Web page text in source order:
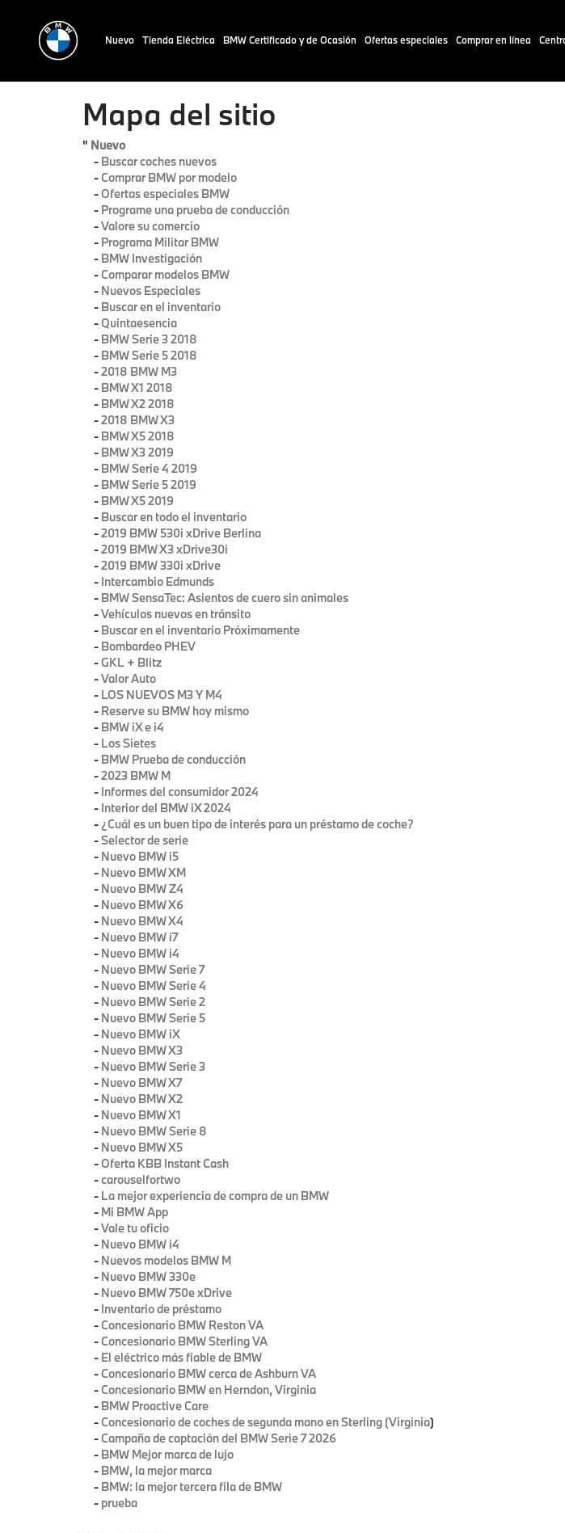
Nuevo Tienda Eléctrica BMW Certificado y de Ocasión Ofertas especiales Comprar en línea
Mapa del sitio
" Nuevo
- Buscar coches nuevos
-Comprar BMW por modelo
-Ofertas especiales BMW
- Programe una prueba de conducción
-Valore su comercio
- Programa Militar BMW
- BMW Investigación
-Comparar modelos BMW
- Nuevos Especiales
- Buscar en el inventario
-Quintaesencia
- BMW Serie 3 2018
- BMW Serie 5 2018
-2018 BMW M3
- BMW X1 2018
- BMW X2 2018
-2018 BMW X3
- BMW X5 2018
- BMW X3 2019
- BMW Serie 4 2019
- BMW Serie 5 2019
- BMW X5 2019
- Buscar en todo el inventario
-2019 BMW 530i xDrive Berlina
-2019 BMW X3 xDrive30i
-2019 BMW 330i xDrive
- Intercambio Edmunds
- BMW SensaTec: Asientos de cuero sin animales
-Vehículos nuevos en tránsito
- Buscar en el inventario Próximamente
- Bombardeo PHEV
-GKL + Blitz
-Valor Auto
- LOS NUEVOS M3 Y M4
- Reserve su BMW hoy mismo
- BMW iX e i4
- Los Sietes
- BMW Prueba de conducción
-2023 BMW M
- Informes del consumidor 2024
- Interior del BMW iX 2024
-¿Cuál es un buen tipo de interés para un préstamo de coche?
-Selector de serie
- Nuevo BMW i5
- Nuevo BMW XM
- Nuevo BMW Z4
- Nuevo BMW X6
- Nuevo BMW X4
- Nuevo BMW i7
- Nuevo BMW i4
- Nuevo BMW Serie 7
- Nuevo BMW Serie 4
- Nuevo BMW Serie 2
- Nuevo BMW Serie 5
- Nuevo BMW iX
- Nuevo BMW X3
- Nuevo BMW Serie 3
- Nuevo BMW X7
- Nuevo BMW X2
- Nuevo BMW X1
- Nuevo BMW Serie 8
- Nuevo BMW X5
-Oferta KBB Instant Cash
-carouselfortwo
- La mejor experiencia de compra de un BMW
- Mi BMW App
-Vale tu oficio
- Nuevo BMW i4
- Nuevos modelos BMW M
- Nuevo BMW 330e
- Nuevo BMW 750e xDrive
- Inventario de préstamo
-Concesionario BMW Reston VA
-Concesionario BMW Sterling VA
- El eléctrico más fiable de BMW
-Concesionario BMW cerca de Ashburn VA
-Concesionario BMW en Herndon, Virginia
- BMW Proactive Care
-Concesionario de coches de segunda mano en Sterling (Virginia)
-Campaña de captación del BMW Serie 7 2026
- BMW Mejor marca de lujo
- BMW, la mejor marca
- BMW: la mejor tercera fila de BMW
- prueba